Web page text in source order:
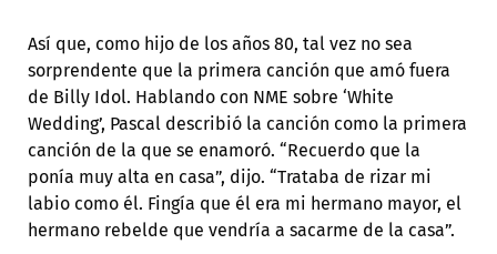
Así que, como hijo de los años 80, tal vez no sea
sorprendente que la primera canción que amó fuera
de Billy Idol. Hablando con NME sobre ‘White
Wedding’, Pascal describió la canción como la primera
canción de la que se enamoró. “Recuerdo que la
ponía muy alta en casa”, dijo. “Trataba de rizar mi
labio como él. Fingía que él era mi hermano mayor, el
hermano rebelde que vendría a sacarme de la casa”.